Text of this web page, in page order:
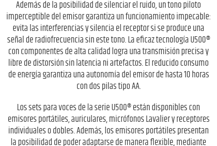
Además de la posibilidad de silenciar el ruido, un tono piloto
imperceptible del emisor garantiza un funcionamiento impecable:
evita las interferencias y silencia el receptor si se produce una
señal de radiofrecuencia sin este tono. La eficaz tecnología U500®
con componentes de alta calidad logra una transmisión precisa y
libre de distorsión sin latencia ni artefactos. El reducido consumo
de energía garantiza una autonomía del emisor de hasta 10 horas
con dos pilas tipo AA.
Los sets para voces de la serie U500® están disponibles con
emisores portátiles, auriculares, micrófonos Lavalier y receptores
individuales o dobles. Además, los emisores portátiles presentan
la posibilidad de poder adaptarse de manera flexible, mediante